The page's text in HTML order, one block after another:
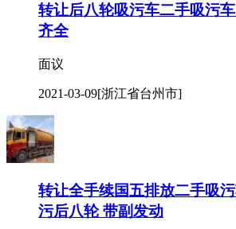
转让后八轮吸污车二手吸污
齐全
面议
2021-03-09[浙江省台州市]
转让全手续国五排放二手吸
污后八轮 带副发动